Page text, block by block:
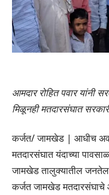
आमदार रोहित पवार यांनी
मिळूनही मतदारसंघात
कर्जत/ जामखेड | आधीच
मतदारसंघात यंदाच्या
जामखेड तालुक्यातील
कर्जत जामखेड मतदारसंघाचे